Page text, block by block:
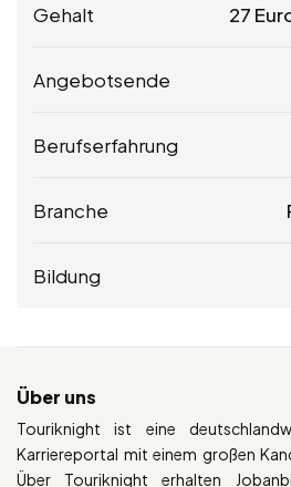
Gehalt 27
Angebotsende
Berufserfahrung
Branche
Bildung
Über uns
Touriknight ist eine
Karriereportal mit einem großen
Über Touriknight erhalten